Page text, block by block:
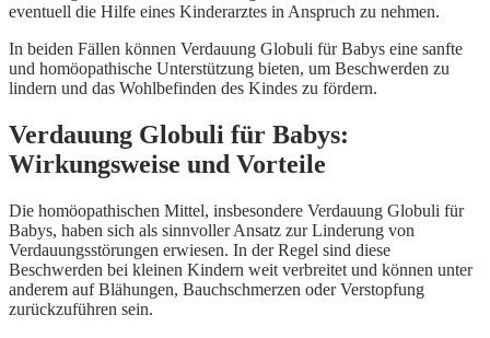
eventuell die Hilfe eines Kinderarztes in Anspruch zu nehmen.
In beiden Fällen können Verdauung Globuli für Babys eine sanfte
und homöopathische Unterstützung bieten, um Beschwerden zu
lindern und das Wohlbefinden des Kindes zu fördern.
Verdauung Globuli für Babys:
Wirkungsweise und Vorteile
Die homöopathischen Mittel, insbesondere Verdauung Globuli für
Babys, haben sich als sinnvoller Ansatz zur Linderung von
Verdauungsstörungen erwiesen. In der Regel sind diese
Beschwerden bei kleinen Kindern weit verbreitet und können unter
anderem auf Blähungen, Bauchschmerzen oder Verstopfung
zurückzuführen sein.